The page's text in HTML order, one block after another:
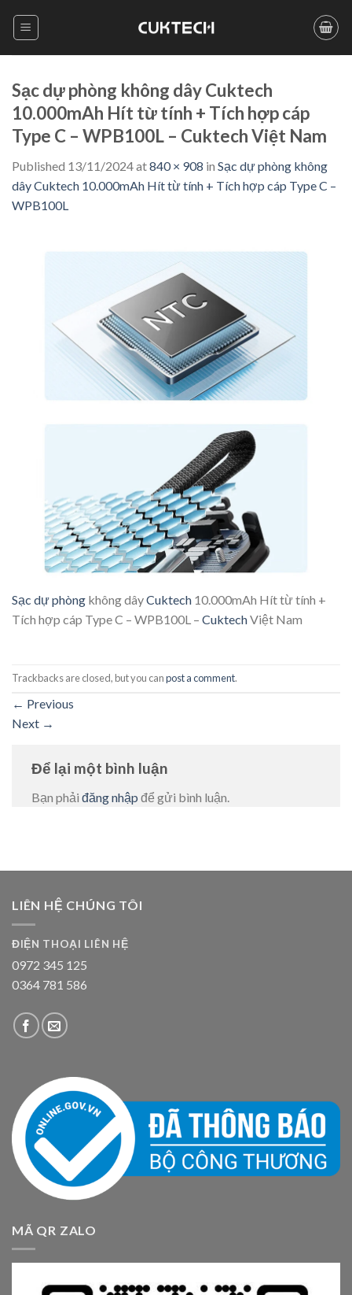
Sạc dự phòng không dây Cuktech
10.000mAh Hít từ tính + Tích hợp cáp
Type C – WPB100L – Cuktech Việt Nam
Published 13/11/2024at840 × 908 in Sạc dự phòng không
dây Cuktech 10.000mAh Hít từ tính + Tích hợp cáp Type C –
WPB100L
Sạc dự phòng không dâyCuktech 10.000mAh Hít từ tính +
Tích hợp cáp Type C – WPB100L – CuktechViệt Nam
Trackbacks are closed, but you canpost a comment.
← Previous
Next →
Để lại một bình luận
Bạn phải đăng nhập để gửi bình luận.
LIÊN HỆ CHÚNG TÔI
ĐIỆN THOẠI LIÊN HỆ
0972 345 125
0364 781 586
MÃ QR ZALO